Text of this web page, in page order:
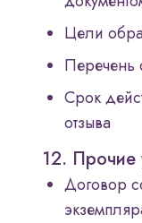
Цели
Перечень
Срок
отзыва
12. Прочие
Договор